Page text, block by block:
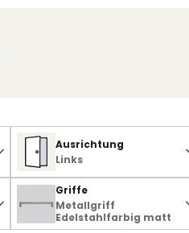
Ausrichtung
Links
Griffe
Metallgriff
Edelstahlfarbig matt